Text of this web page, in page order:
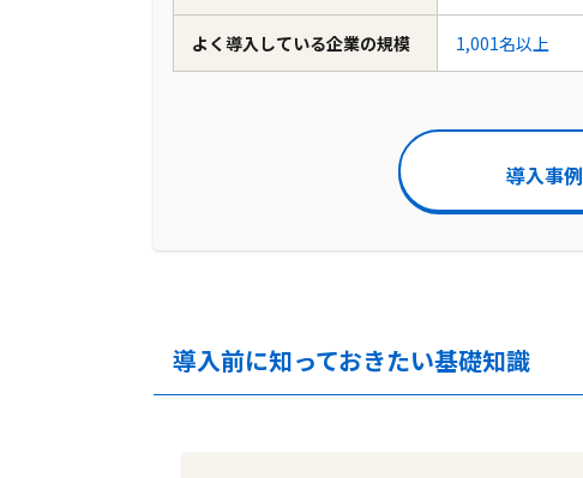
よく導入している企業の規模 1,001名以上
導入事例
導入前に知っておきたい基礎知識